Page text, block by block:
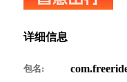
详细信息
包名: